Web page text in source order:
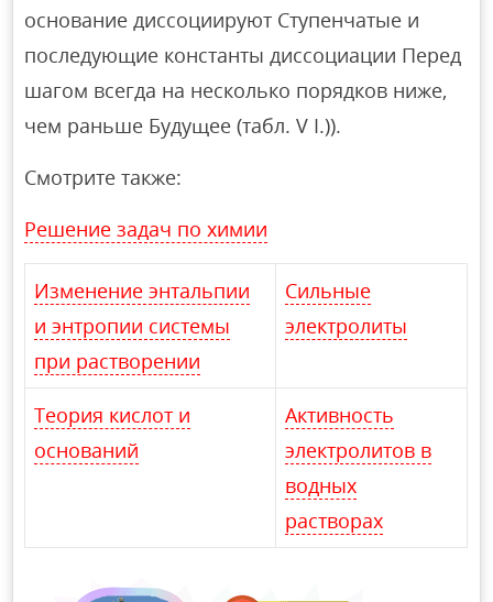
основание диссоциируют Ступенчатые и
последующие константы диссоциации Перед
шагом всегда на несколько порядков ниже,
чем раньше Будущее (табл. V I.)).
Смотрите также:
Решение задач по химии
Изменение энтальпии
и энтропии системы
при растворении
Сильные
электролиты
Теория кислот и
оснований
Активность
электролитов в
водных
растворах